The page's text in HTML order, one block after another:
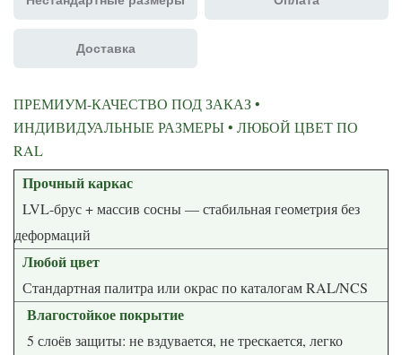
Доставка
ПРЕМИУМ-КАЧЕСТВО ПОД ЗАКАЗ •
ИНДИВИДУАЛЬНЫЕ РАЗМЕРЫ • ЛЮБОЙ ЦВЕТ ПО
RAL
Прочный каркас
LVL-брус + массив сосны — стабильная геометрия без
деформаций
Любой цвет
Стандартная палитра или окрас по каталогам RAL/NCS
Влагостойкое покрытие
5 слоёв защиты: не вздувается, не трескается, легко